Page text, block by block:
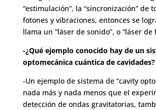
“estimulación”, la “sincronización” de
fotones y vibraciones, entonces se
llama un “láser de sonido”, o “láser de
-¿Qué ejemplo conocido hay de un
optomecánica cuántica de cavidades?
-Un ejemplo de sistema de “cavity
nada más y nada menos que el
detección de ondas gravitatorias,